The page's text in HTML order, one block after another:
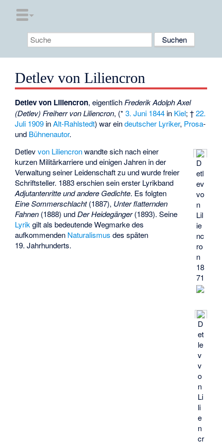
Detlev von Liliencron
Detlev von Liliencron, eigentlichFrederik Adolph Axel
(Detlev) Freiherr von Liliencron, (*3. Juni 1844 in Kiel; †22.
Juli 1909 inAlt-Rahlstedt) war eindeutscher Lyriker, Prosa-
und Bühnenautor.
D
etl
ev
vo
n
Lil
ie
nc
ro
n
18
71
D
et
le
v
v
o
n
Li
li
e
n
cr
Detlevvon Liliencronwandte sich nach einer
kurzen Militärkarriere und einigen Jahren in der
Verwaltung seiner Leidenschaft zu und wurde freier
Schriftsteller. 1883 erschien sein erster Lyrikband
Adjutantenritteund andere Gedichte. Es folgten
Eine Sommerschlacht(1887), Unter flatternden
Fahnen (1888) undDer Heidegänger(1893). Seine
Lyrik gilt als bedeutende Wegmarke des
aufkommenden Naturalismus des späten
19. Jahrhunderts.